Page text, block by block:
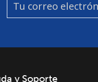
y Soporte